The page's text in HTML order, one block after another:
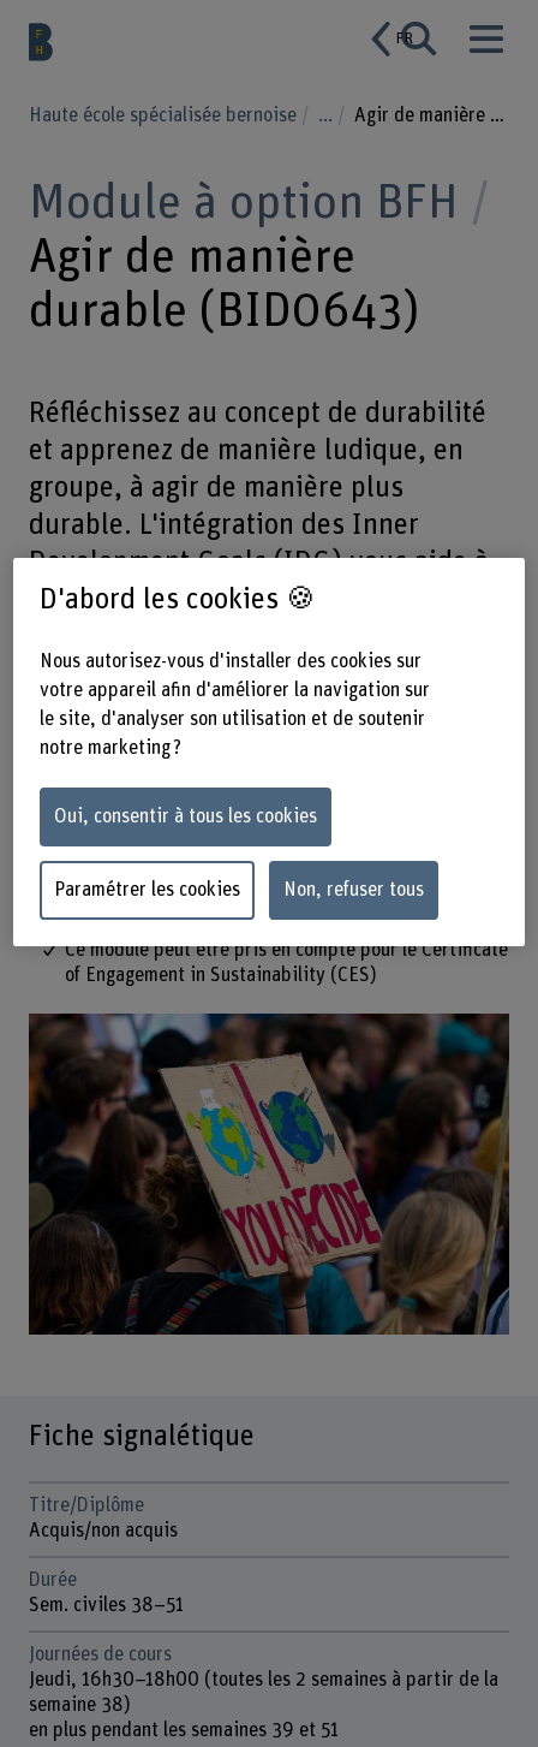
FR
Haute école spécialisée bernoise ... Agir de manière durable
Module à option BFH
Agir de manière
durable (BID0643)
Réfléchissez au concept de durabilité
et apprenez de manière ludique, en
groupe, à agir de manière plus
durable. L'intégration des Inner
Development Goals (IDG) vous aide à
développer des compétences
efficacement des changements
durables.
Comprenez pourquoi vivre de manière plus durable
Apprenez à connaitre vos possibilités d’action.
Ce module peut être pris en compte pour le Certificate
of Engagement in Sustainability (CES)
Fiche signalétique
Titre/Diplôme
Acquis/non acquis
Durée
Sem. civiles 38–51
Journées de cours
Jeudi, 16h30–18h00 (toutes les 2 semaines à partir de la
semaine 38)
en plus pendant les semaines 39 et 51
D'abord les cookies 🍪
Nous autorisez-vous d'installer des cookies sur
votre appareil afin d'améliorer la navigation sur
le site, d'analyser son utilisation et de soutenir
notre marketing ?
Oui, consentir à tous les cookies
Paramétrer les cookies Non, refuser tous